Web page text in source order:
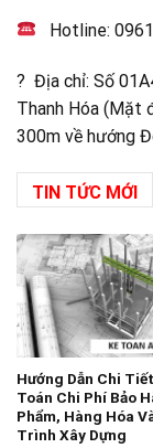
Hotline:
? Địa chỉ: Số
Thanh Hóa (Mặt
300m về hướng
TIN TỨC MỚI
Hướng Dẫn Chi
Toán Chi Phí Bảo
Phẩm, Hàng Hóa
Trình Xây Dựng